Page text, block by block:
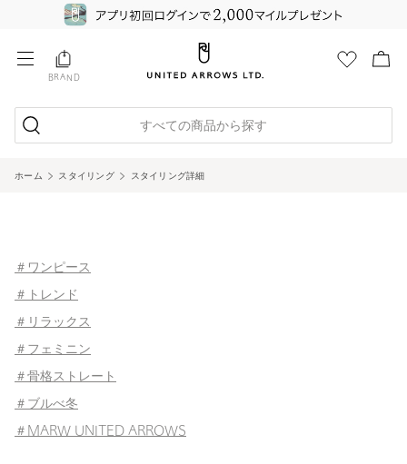
BRAND
すべての商品から探す
ホーム スタイリング スタイリング詳細
＃ワンピース
＃トレンド
＃リラックス
＃フェミニン
＃骨格ストレート
＃ブルべ冬
＃MARW UNITED ARROWS